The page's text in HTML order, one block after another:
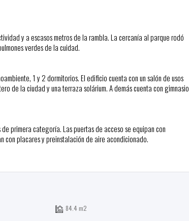
y a escasos metros de la rambla. La cercanía al parque rodó
verdes de la cuidad.
1 y 2 dormitorios. El edificio cuenta con un salón de usos
de la ciudad y una terraza solárium. A demás cuenta con gimnasio
primera categoría. Las puertas de acceso se equipan con
con placares y preinstalación de aire acondicionado.
84.4 m2